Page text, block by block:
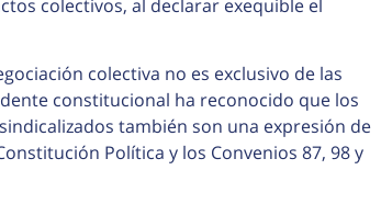
colectivos, al declarar exequible el
colectiva no es exclusivo de las
constitucional ha reconocido que los
también son una expresión de
Política y los Convenios 87, 98 y